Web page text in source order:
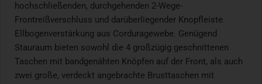
hochschließenden, durchgehenden 2-Wege-
Frontreißverschluss und darüberliegender Knopfleiste.
Ellbogenverstärkung aus Corduragewebe. Genügend
Stauraum bieten sowohl die 4 großzügig geschnittenen
Taschen mit bandgenähten Knöpfen auf der Front, als auch
zwei große, verdeckt angebrachte Brusttaschen mit